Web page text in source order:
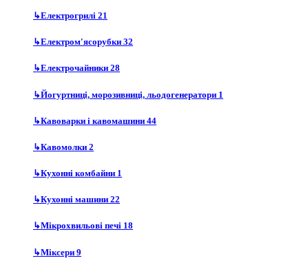
↳Електрогрилі 21
↳Електром'ясорубки 32
↳Електрочайники 28
↳Йогуртниці, морозивниці, льодогенератори 1
↳Кавоварки і кавомашини 44
↳Кавомолки 2
↳Кухонні комбайни 1
↳Кухонні машини 22
↳Мікрохвильові печі 18
↳Міксери 9